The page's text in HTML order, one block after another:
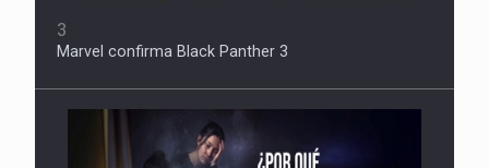
3
Marvel confirma Black Panther 3